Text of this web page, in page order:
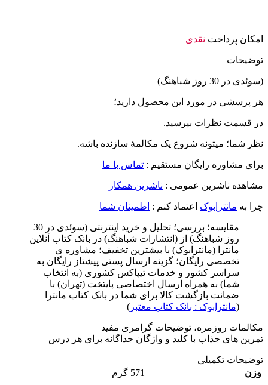
امکان پرداخت نقدی
توضیحات
(سوئدی در 30 روز شباهنگ)
هر پرسشی در مورد این محصول دارید؛
در قسمت نظرات بپرسید.
نظر شما؛ میتونه شروع یک مکالمۀ سازنده باشه.
برای مشاوره رایگان مستقیم : تماس با ما
مشاهده ناشرین عمومی : ناشرین همکار
چرا به مانترابوک اعتماد کنم : اطمینان شما
مقایسه؛ بررسی؛ تحلیل و خرید اینترنتی (سوئدی در 30
روز شباهنگ) از (انتشارات شباهنگ) در بانک کتاب آنلاین
مانترا (مانترابوک) با بیشترین تخفیف؛ مشاوره ی
تخصصی رایگان؛ گزینه ارسال پستی پیشتاز رایگان به
سراسر کشور و خدمات تیپاکس کشوری (به انتخاب
شما) به همراه ارسال اختصاصی پایتخت (تهران) با
ضمانت بازگشت کالا برای شما در بانک کتاب مانترا
(مانترابوک : بانک کتاب معتبر )
مکالمات روزمره، توضیحات گرامری مفید
تمرین های جذاب با کلید و واژگان جداگانه برای هر درس
توضیحات تکمیلی
وزن
571 گرم